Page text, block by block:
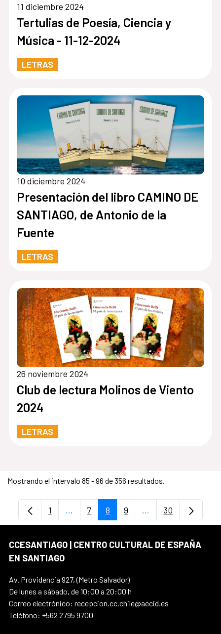
11 diciembre 2024
Tertulias de Poesía, Ciencia y
Música - 11-12-2024
LETRAS
10 diciembre 2024
Presentación del libro CAMINO DE
SANTIAGO, de Antonio de la
Fuente
LETRAS
26 noviembre 2024
Club de lectura Molinos de Viento
2024
LETRAS
Mostrando el intervalo 85 - 96 de 356 resultados.
Página
1 ...Páginas intermedias Use TAB para
Página
7 Página
8 Página
9 ...PáginasPágina
30
CCESANTIAGO | CENTRO CULTURAL DE ESPAÑA
EN SANTIAGO
Av. Providencia 927, (Metro Salvador)
De lunes a sábado, de 10:00 a 20:00 h
Correo electrónico: recepcion.cc.chile@aecid.es
Teléfono: +562 2795 9700